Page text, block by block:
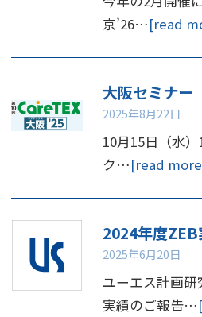
京’26…[read
大阪セミナー
2025年8月22日
10月15日（水
ク…[read
2024年度
2025年6月20日
ユーエス計画研
実績のご報告…